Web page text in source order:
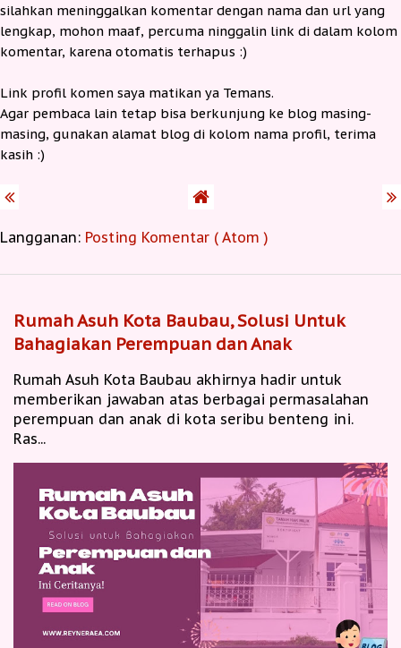
silahkan meninggalkan komentar dengan nama dan url yang
lengkap, mohon maaf, percuma ninggalin link di dalam kolom
komentar, karena otomatis terhapus :)
Link profil komen saya matikan ya Temans.
Agar pembaca lain tetap bisa berkunjung ke blog masing-
masing, gunakan alamat blog di kolom nama profil, terima
kasih :)
Langganan: Posting Komentar ( Atom )
Rumah Asuh Kota Baubau, Solusi Untuk
Bahagiakan Perempuan dan Anak
Rumah Asuh Kota Baubau akhirnya hadir untuk
memberikan jawaban atas berbagai permasalahan
perempuan dan anak di kota seribu benteng ini.
Ras...